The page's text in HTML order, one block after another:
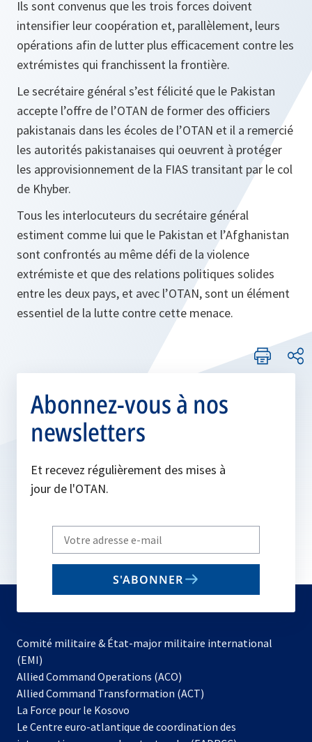
Ils sont convenus que les trois forces doivent
intensifier leur coopération et, parallèlement, leurs
opérations afin de lutter plus efficacement contre les
extrémistes qui franchissent la frontière.
Le secrétaire général s’est félicité que le Pakistan
accepte l’offre de l’OTAN de former des officiers
pakistanais dans les écoles de l’OTAN et il a remercié
les autorités pakistanaises qui oeuvrent à protéger
les approvisionnement de la FIAS transitant par le col
de Khyber.
Tous les interlocuteurs du secrétaire général
estiment comme lui que le Pakistan et l’Afghanistan
sont confrontés au même défi de la violence
extrémiste et que des relations politiques solides
entre les deux pays, et avec l’OTAN, sont un élément
essentiel de la lutte contre cette menace.
Abonnez-vous à nos
newsletters
Et recevez régulièrement des mises à
jour de l'OTAN.
Write
your
email
S'ABONNER
Comité militaire & État-major militaire international
(EMI)
Allied Command Operations (ACO)
dans
nouvel
Allied Command Transformation (ACT)
La Force pour le Kosovo
dans
Le Centre euro-atlantique de coordination des